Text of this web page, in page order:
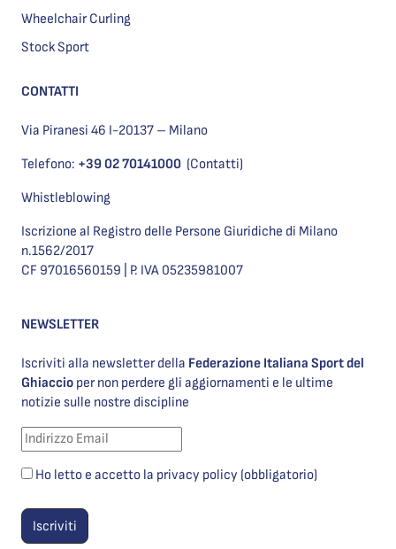
Wheelchair Curling
Stock Sport
CONTATTI
Via Piranesi 46 I-20137 – Milano
Telefono: +39 02 70141000 (Contatti)
Whistleblowing
Iscrizione al Registro delle Persone Giuridiche di Milano
n.1562/2017
CF 97016560159 | P. IVA 05235981007
NEWSLETTER
Iscriviti alla newsletter della Federazione Italiana Sport del
Ghiaccio per non perdere gli aggiornamenti e le ultime
notizie sulle nostre discipline
Ho letto e accetto la privacy policy (obbligatorio)